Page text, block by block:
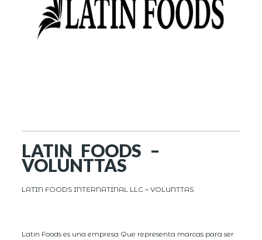
LATIN FOODS –
VOLUNTTAS
LATIN FOODS INTERNATINAL LLC – VOLUNTTAS
Latin Foods es una empresa Que representa marcas para ser